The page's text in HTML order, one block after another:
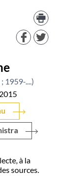
1959-....)
à la
sources.